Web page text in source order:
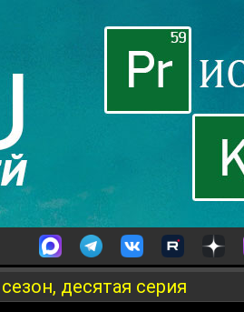
десятая серия